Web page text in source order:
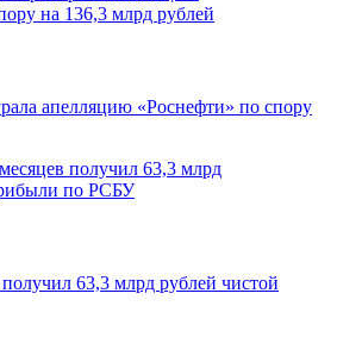
апелляцию «Роснефти» по спору
63,3 млрд рублей чистой